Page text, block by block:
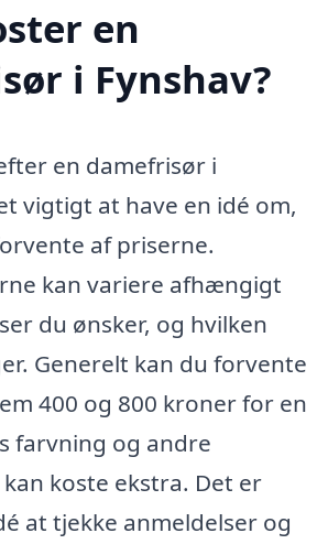
en
i Fynshav?
en damefrisør i
vigtigt at have en idé om,
af priserne.
kan variere afhængigt
du ønsker, og hvilken
Generelt kan du forvente
400 og 800 kroner for en
farvning og andre
koste ekstra. Det er
at tjekke anmeldelser og